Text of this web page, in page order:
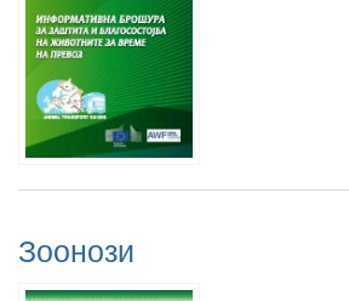
Зоонози